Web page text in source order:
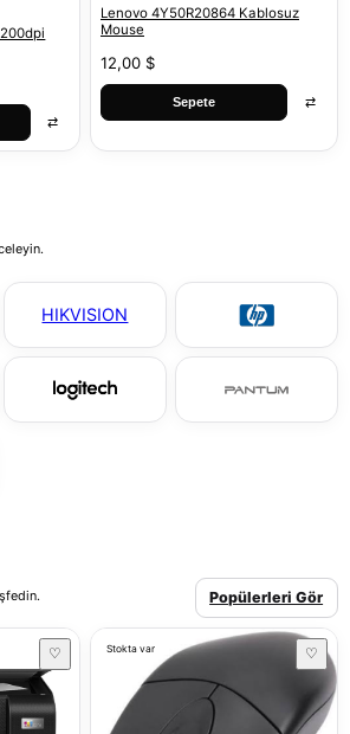
⇄
Lenovo 4Y50R20864 Kablosuz
Mouse
12,00 $
Sepete ⇄
HIKVISION
Popülerleri Gör
♡ Stokta var ♡